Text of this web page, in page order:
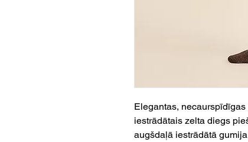
Elegantas,
iestrādātais zelta diegs
augšdaļā iestrādātā